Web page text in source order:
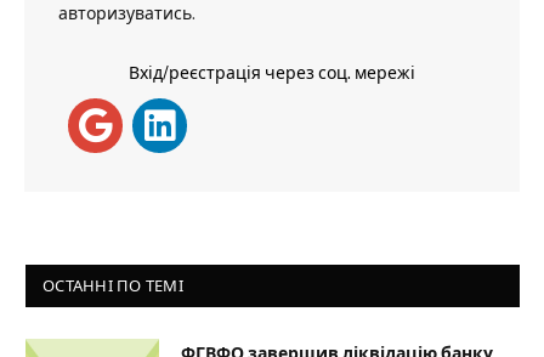
авторизуватись.
Вхід/реєстрація через соц. мережі
ОСТАННІ ПО ТЕМІ